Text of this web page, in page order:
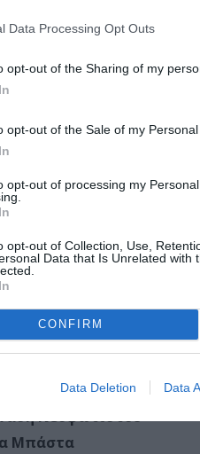
Data Processing Opt Outs
opt-out of the Sharing of my
opt-out of the Sale of my Personal
opt-out of processing my
opt-out of Collection, Use,
Data that Is Unrelated with
CONFIRM
Data Deletion Data
της επιτροπής)
– Italy
Νεοφώτιστου
Μπάστα